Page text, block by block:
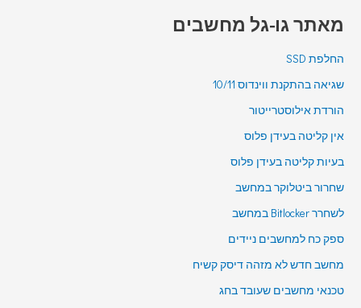
מאתר גו-גל מחשבים
החלפת SSD
שגיאה בהתקנת ווינדוס 10/11
הורדת אילוסטרייטור
אין קליטה בעידן פלוס
בעיות קליטה בעידן פלוס
שחרור ביטלוקר במחשב
לשחרר Bitlocker במחשב
ספק כח למחשבים ניידים
מחשב חדש לא מזהה דיסק קשיח
טכנאי מחשבים שעובד בחג